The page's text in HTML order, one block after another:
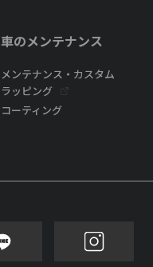
車のメンテナンス
メンテナンス・カスタム
ラッピング
コーティング